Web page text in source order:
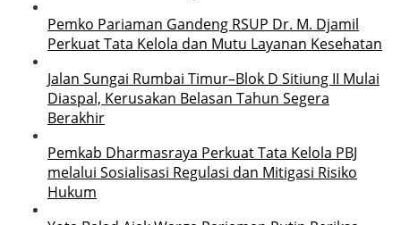
Pemko Pariaman Gandeng RSUP Dr. M. Djamil
Perkuat Tata Kelola dan Mutu Layanan Kesehatan
Jalan Sungai Rumbai Timur–Blok D Sitiung II Mulai
Diaspal, Kerusakan Belasan Tahun Segera
Berakhir
Pemkab Dharmasraya Perkuat Tata Kelola PBJ
melalui Sosialisasi Regulasi dan Mitigasi Risiko
Hukum